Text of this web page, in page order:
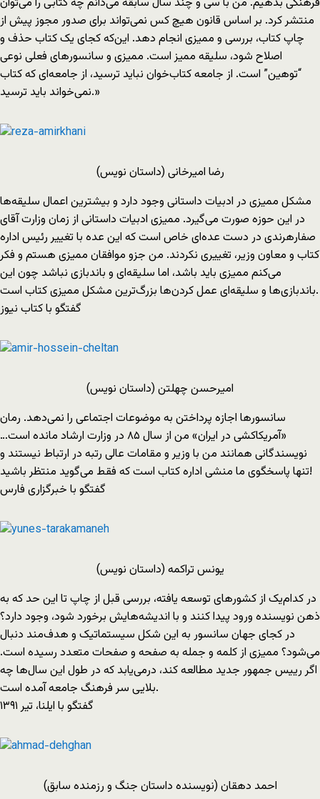
منتشر کرد. بر اساس قانون هیچ کس نمی‌تواند برای صدور مجوز پیش از
چاپ کتاب، بررسی و ممیزی انجام دهد. این‌که کجای یک کتاب حذف و
اصلاح شود، سلیقه ممیز است. ممیزی و سانسورهای فعلی نوعی
“توهین” است. از جامعه کتاب‌خوان نباید ترسید، از جامعه‌ای که کتاب
نمی‌خواند باید ترسید.»
رضا امیرخانی (داستان نویس)
مشکل ممیزی در ادبیات داستانی وجود دارد و بیشترین اعمال سلیقه‌ها
در این حوزه صورت می‌گیرد. ممیزی ادبیات داستانی از زمان وزارت آقای
صفارهرندی در دست عده‌ای خاص است که این عده با تغییر رئیس اداره
کتاب و معاون وزیر، تغییری نکردند. من جزو موافقان ممیزی هستم و فکر
می‌کنم ممیزی باید باشد، اما سلیقه‌ای و باندبازی نباشد چون این
باندبازی‌ها و سلیقه‌ای عمل کردن‌ها بزرگ‌ترین مشکل ممیزی کتاب است.
گفتگو با کتاب نیوز
امیرحسن چهلتن (داستان نویس)
سانسورها اجازه پرداختن به موضوعات اجتماعی را نمی‌دهد. رمان
«آمریکاکشی در ایران» من از سال ۸۵ در وزارت ارشاد مانده است…
نویسندگانی همانند من با وزیر و مقامات عالی رتبه در ارتباط نیستند و
تنها پاسخگوی ما منشی اداره کتاب است که فقط می‌گوید منتظر باشید!
گفتگو با خبرگزاری فارس
یونس تراکمه (داستان نویس)
در کدام‌یک از کشورهای توسعه یافته، بررسی قبل از چاپ تا این حد که به
ذهن نویسنده ورود پیدا کنند و با اندیشه‌هایش برخورد شود، وجود دارد؟
در کجای جهان سانسور به این شکل سیستماتیک و هدف‌مند دنبال
می‌شود؟ ممیزی از کلمه و جمله به صفحه و صفحات متعدد رسیده است.
اگر رییس جمهور جدید مطالعه كند، درمی‌یابد که در طول این سال‌ها چه
بلایی سر فرهنگ جامعه آمده است.
گفتگو با ایلنا، تیر ۱۳۹۱
احمد دهقان (نویسنده داستان جنگ و رزمنده سابق)